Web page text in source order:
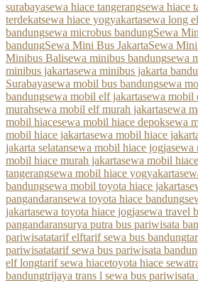
surabayasewa hiace tangerangsewa hiace
terdekatsewa hiace yogyakartasewa long
bandungsewa microbus bandungSewa
bandungSewa Mini Bus JakartaSewa
Minibus Balisewa minibus bandungsewa
minibus jakartasewa minibus jakarta
Surabayasewa mobil bus bandungsewa
bandungsewa mobil elf jakartasewa mobil
murahsewa mobil elf murah jakartasewa
mobil hiacesewa mobil hiace depoksewa
mobil hiace jakartasewa mobil hiace
jakarta selatansewa mobil hiace jogjasewa
mobil hiace murah jakartasewa mobil
tangerangsewa mobil hiace yogyakarta
bandungsewa mobil toyota hiace jakarta
pangandaransewa toyota hiace bandung
jakartasewa toyota hiace jogjasewa travel
pangandaransurya putra bus pariwisata
pariwisatatarif elftarif sewa bus bandung
pariwisatatarif sewa bus pariwisata
elf longtarif sewa hiacetoyota hiace sewa
bandungtrijaya trans l sewa bus